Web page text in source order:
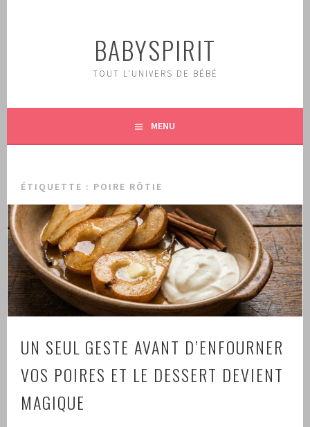
BABYSPIRIT
TOUT L'UNIVERS DE BÉBÉ
MENU
ÉTIQUETTE : POIRE RÔTIE
UN SEUL GESTE AVANT D’ENFOURNER
VOS POIRES ET LE DESSERT DEVIENT
MAGIQUE